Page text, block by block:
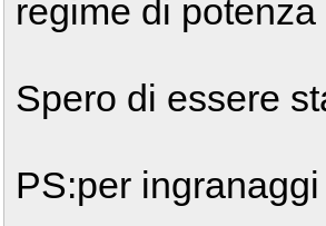
regime di
Spero di essere
PS:per